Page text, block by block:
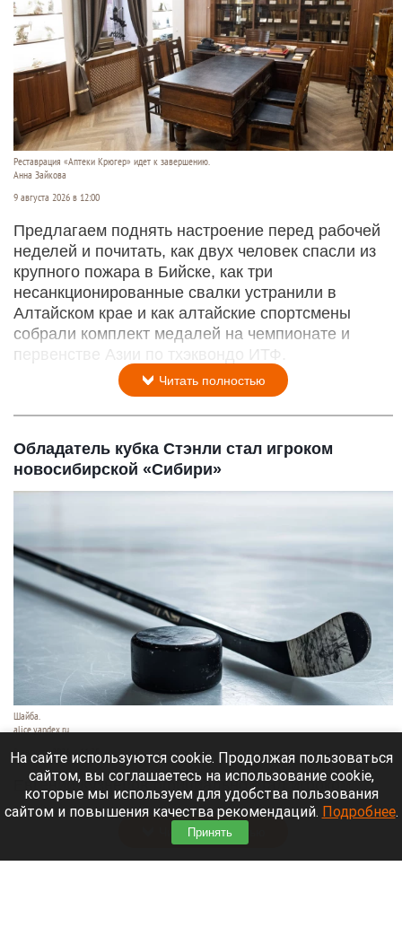
Реставрация «Аптеки Крюгер» идет к завершению.
Анна Зайкова
9 августа 2026 в 12:00
Предлагаем поднять настроение перед рабочей
неделей и почитать, как двух человек спасли из
крупного пожара в Бийске, как три
несанкционированные свалки устранили в
Алтайском крае и как алтайские спортсмены
собрали комплект медалей на чемпионате и
первенстве Азии по тхэквондо ИТФ.
Читать полностью
Обладатель кубка Стэнли стал игроком
новосибирской «Сибири»
Шайба.
alice.yandex.ru
9 августа 2026 в 11:35
Евгений Кузнецов официально стал игроком
новосибирской «Сибири».
Читать полностью
На сайте используются cookie. Продолжая пользоваться
сайтом, вы соглашаетесь на использование cookie,
которые мы используем для удобства пользования
сайтом и повышения качества рекомендаций. Подробнее.
Принять